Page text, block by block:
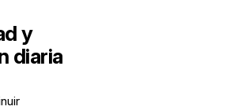
y
diaria